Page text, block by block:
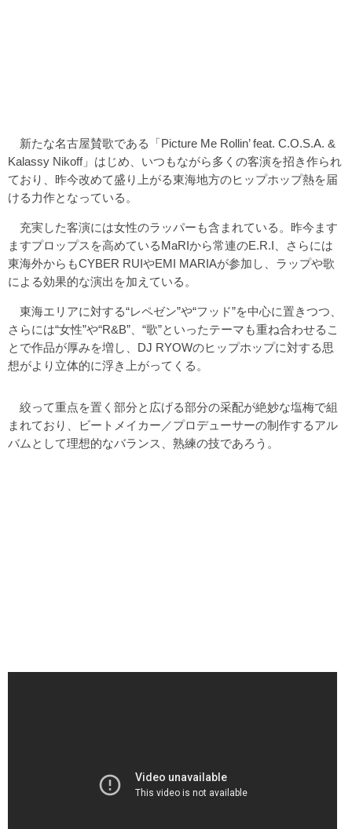
新たな名古屋賛歌である「Picture Me Rollin’ feat. C.O.S.A. &
Kalassy Nikoff」はじめ、いつもながら多くの客演を招き作られ
ており、昨今改めて盛り上がる東海地方のヒップホップ熱を届
ける力作となっている。
充実した客演には女性のラッパーも含まれている。昨今ます
ますプロップスを高めているMaRIから常連のE.R.I、さらには
東海外からもCYBER RUIやEMI MARIAが参加し、ラップや歌
による効果的な演出を加えている。
東海エリアに対する“レペゼン”や“フッド”を中心に置きつつ、
さらには“女性”や“R&B”、“歌”といったテーマも重ね合わせるこ
とで作品が厚みを増し、DJ RYOWのヒップホップに対する思
想がより立体的に浮き上がってくる。
絞って重点を置く部分と広げる部分の采配が絶妙な塩梅で組
まれており、ビートメイカー／プロデューサーの制作するアル
バムとして理想的なバランス、熟練の技であろう。